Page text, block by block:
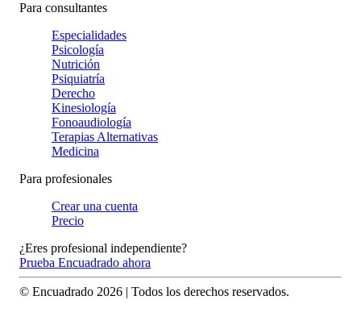
Para consultantes
Especialidades
Psicología
Nutrición
Psiquiatría
Derecho
Kinesiología
Fonoaudiología
Terapias Alternativas
Medicina
Para profesionales
Crear una cuenta
Precio
¿Eres profesional independiente?
Prueba Encuadrado ahora
© Encuadrado 2026 | Todos los derechos reservados.